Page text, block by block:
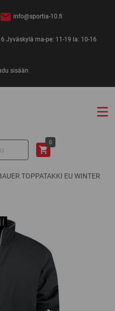
info@sportia-10.fi
Jyväskylä ma-pe: 11-19 la: 10-16
sisään
0
TOPPATAKKI EU WINTER